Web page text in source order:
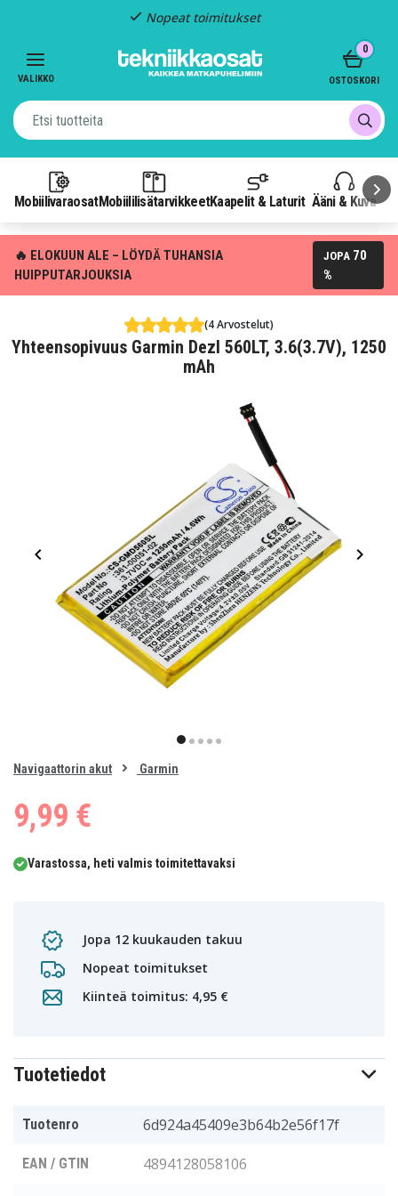
Nopeat toimitukset
VALIKKO
MobiilivaraosatMobiililisätarvikkeetKaapelit & Laturit Ääni & Kuva
0
OSTOSKORI
🔥 ELOKUUN ALE – LÖYDÄ TUHANSIA
HUIPPUTARJOUKSIA
JOPA 70
%
(4 Arvostelut)
Yhteensopivuus Garmin Dezl 560LT, 3.6(3.7V), 1250
mAh
item
of
Navigaattorin akut Garmin
9,99 €
Varastossa, heti valmis toimitettavaksi
Jopa 12 kuukauden takuu
Nopeat toimitukset
Kiinteä toimitus: 4,95 €
Tuotetiedot
Tuotenro 6d924a45409e3b64b2e56f17f
EAN / GTIN 4894128058106